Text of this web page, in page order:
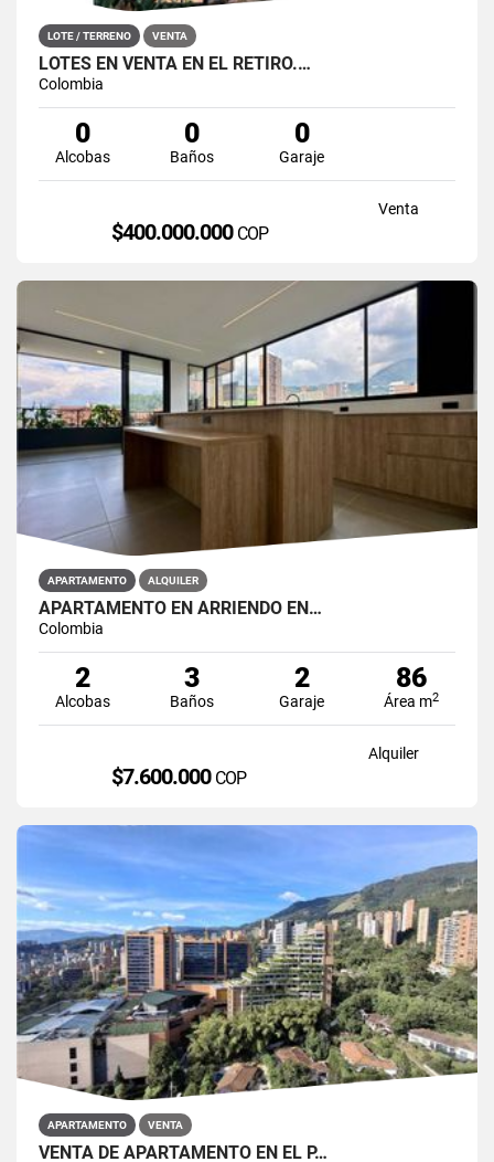
LOTE / TERRENO VENTA
LOTES EN VENTA EN EL RETIRO.…
Colombia
0
Alcobas
0
Baños
0
Garaje
Venta
$400.000.000 COP
APARTAMENTO ALQUILER
APARTAMENTO EN ARRIENDO EN…
Colombia
2
Alcobas
3
Baños
2
Garaje
86
Área m2
Alquiler
$7.600.000 COP
APARTAMENTO VENTA
VENTA DE APARTAMENTO EN EL P…